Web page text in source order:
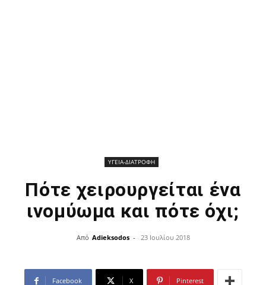
ΥΓΕΙΑ-ΔΙΑΤΡΟΦΗ
Πότε χειρουργείται ένα
ινομύωμα και πότε όχι;
Από Adieksodos - 23 Ιουλίου 2018
Facebook X Pinterest